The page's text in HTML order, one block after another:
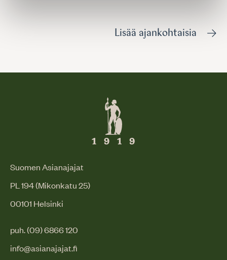
Lisää ajankohtaisia
Suomen Asianajajat
PL 194 (Mikonkatu 25)
00101 Helsinki
puh. (09) 6866 120
info@asianajajat.fi